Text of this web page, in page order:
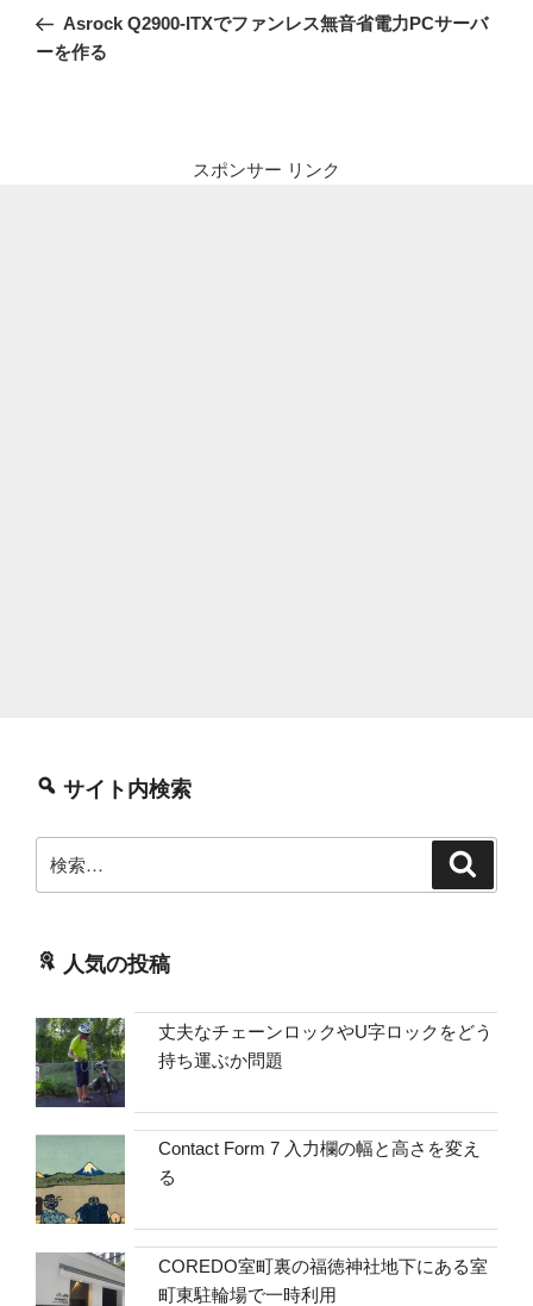
ナ
の
Asrock Q2900-ITXでファンレス無音省電力PCサーバ
ーを作る
スポンサー リンク
サイト内検索
索:
人気の投稿
丈夫なチェーンロックやU字ロックをどう
持ち運ぶか問題
Contact Form 7 入力欄の幅と高さを変え
る
COREDO室町裏の福徳神社地下にある室
町東駐輪場で一時利用